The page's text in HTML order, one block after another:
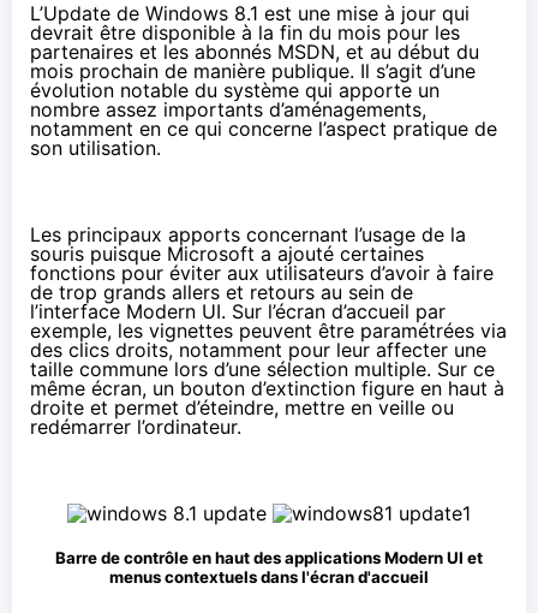
L’Update de Windows 8.1 est une mise à jour qui
devrait être disponible à la fin du mois pour les
partenaires et les abonnés MSDN, et au début du
mois prochain de manière publique. Il s’agit d’une
évolution notable du système qui apporte un
nombre assez importants d’aménagements,
notamment en ce qui concerne l’aspect pratique de
son utilisation.
Les principaux apports concernant l’usage de la
souris puisque Microsoft a ajouté certaines
fonctions pour éviter aux utilisateurs d’avoir à faire
de trop grands allers et retours au sein de
l’interface Modern UI. Sur l’écran d’accueil par
exemple, les vignettes peuvent être paramétrées via
des clics droits, notamment pour leur affecter une
taille commune lors d’une sélection multiple. Sur ce
même écran, un bouton d’extinction figure en haut à
droite et permet d’éteindre, mettre en veille ou
redémarrer l’ordinateur.
Barre de contrôle en haut des applications Modern UI et
menus contextuels dans l'écran d'accueil